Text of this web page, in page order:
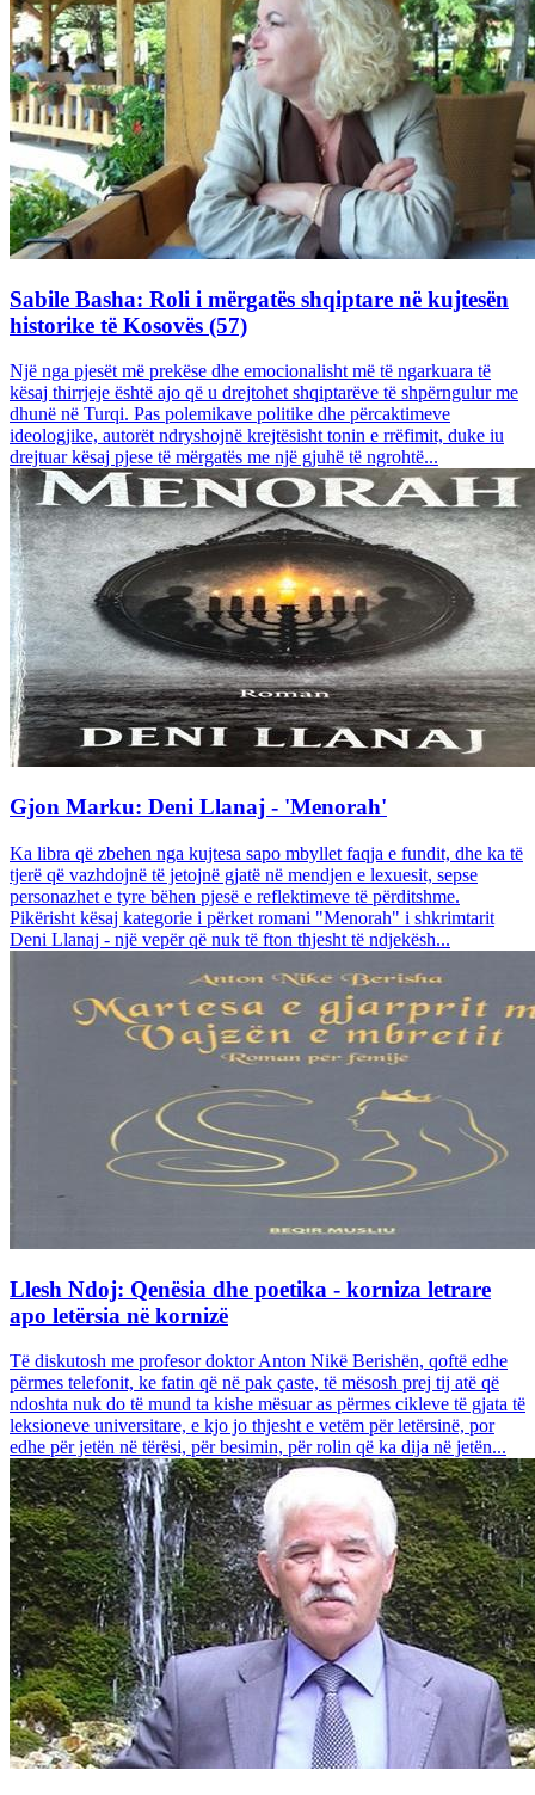
Sabile Basha: Roli i mërgatës shqiptare në kujtesën
historike të Kosovës (57)
Një nga pjesët më prekëse dhe emocionalisht më të ngarkuara të
kësaj thirrjeje është ajo që u drejtohet shqiptarëve të shpërngulur me
dhunë në Turqi. Pas polemikave politike dhe përcaktimeve
ideologjike, autorët ndryshojnë krejtësisht tonin e rrëfimit, duke iu
drejtuar kësaj pjese të mërgatës me një gjuhë të ngrohtë...
Gjon Marku: Deni Llanaj - 'Menorah'
Ka libra që zbehen nga kujtesa sapo mbyllet faqja e fundit, dhe ka të
tjerë që vazhdojnë të jetojnë gjatë në mendjen e lexuesit, sepse
personazhet e tyre bëhen pjesë e reflektimeve të përditshme.
Pikërisht kësaj kategorie i përket romani "Menorah" i shkrimtarit
Deni Llanaj - një vepër që nuk të fton thjesht të ndjekësh...
Llesh Ndoj: Qenësia dhe poetika - korniza letrare
apo letërsia në kornizë
Të diskutosh me profesor doktor Anton Nikë Berishën, qoftë edhe
përmes telefonit, ke fatin që në pak çaste, të mësosh prej tij atë që
ndoshta nuk do të mund ta kishe mësuar as përmes cikleve të gjata të
leksioneve universitare, e kjo jo thjesht e vetëm për letërsinë, por
edhe për jetën në tërësi, për besimin, për rolin që ka dija në jetën...